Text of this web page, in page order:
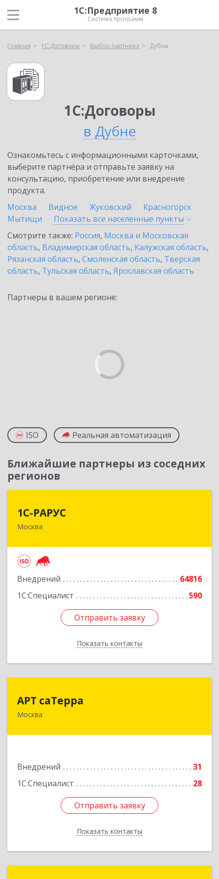
1С:Предприятие 8
Система программ
Главная 1С:Договоры Выбор партнёра Дубна
1С:Договоры
в Дубне
Ознакомьтесь с информационными карточками,
выберите партнёра и отправьте заявку на
консультацию, приобретение или внедрение
продукта.
Москва
Видное Жуковский
Красногорск
Мытищи
Показать все населенные пункты
Смотрите также: Россия, Москва и Московская
область, Владимирская область, Калужская область,
Рязанская область, Смоленская область, Тверская
область, Тульская область, Ярославская область
Партнеры в вашем регионе:
ISO Реальная автоматизация
Ближайшие партнеры из соседних
регионов
1С-РАРУС
Москва
Внедрений
64816
1С:Специалист
590
Отправить заявку
Показать контакты
127434, Москва г, Дмитровское ш, дом № 9Б
Отправить заявку
Назад
АРТ саТерра
Москва
Внедрений
31
1С:Специалист
28
Отправить заявку
Показать контакты
125130, Москва г, Старопетровский проезд,
Отправить заявку
Назад